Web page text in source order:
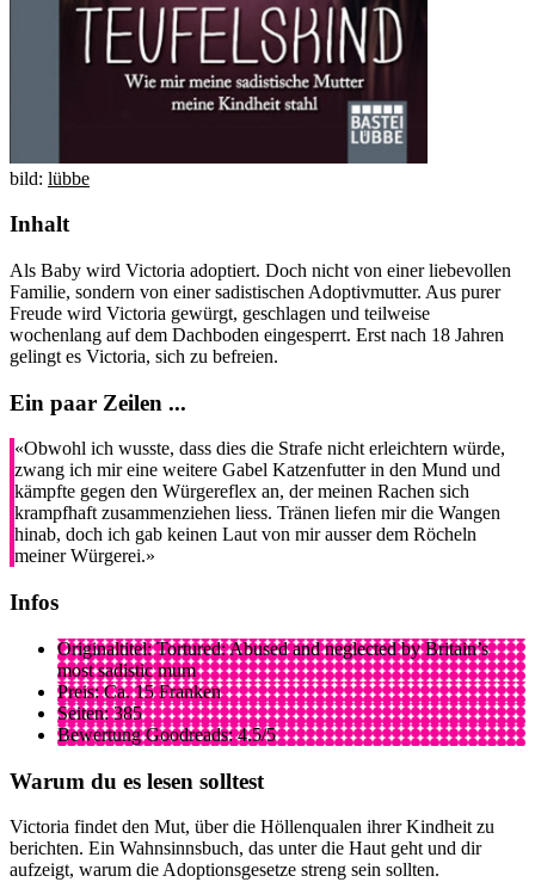
bild: lübbe
Inhalt
Als Baby wird Victoria adoptiert. Doch nicht von einer liebevollen
Familie, sondern von einer sadistischen Adoptivmutter. Aus purer
Freude wird Victoria gewürgt, geschlagen und teilweise
wochenlang auf dem Dachboden eingesperrt. Erst nach 18 Jahren
gelingt es Victoria, sich zu befreien.
Ein paar Zeilen ...
«Obwohl ich wusste, dass dies die Strafe nicht erleichtern würde,
zwang ich mir eine weitere Gabel Katzenfutter in den Mund und
kämpfte gegen den Würgereflex an, der meinen Rachen sich
krampfhaft zusammenziehen liess. Tränen liefen mir die Wangen
hinab, doch ich gab keinen Laut von mir ausser dem Röcheln
meiner Würgerei.»
Infos
Originaltitel: Tortured: Abused and neglected by Britain’s
most sadistic mum
Preis: Ca. 15 Franken
Seiten: 385
Bewertung Goodreads: 4.5/5
Warum du es lesen solltest
Victoria findet den Mut, über die Höllenqualen ihrer Kindheit zu
berichten. Ein Wahnsinnsbuch, das unter die Haut geht und dir
aufzeigt, warum die Adoptionsgesetze streng sein sollten.